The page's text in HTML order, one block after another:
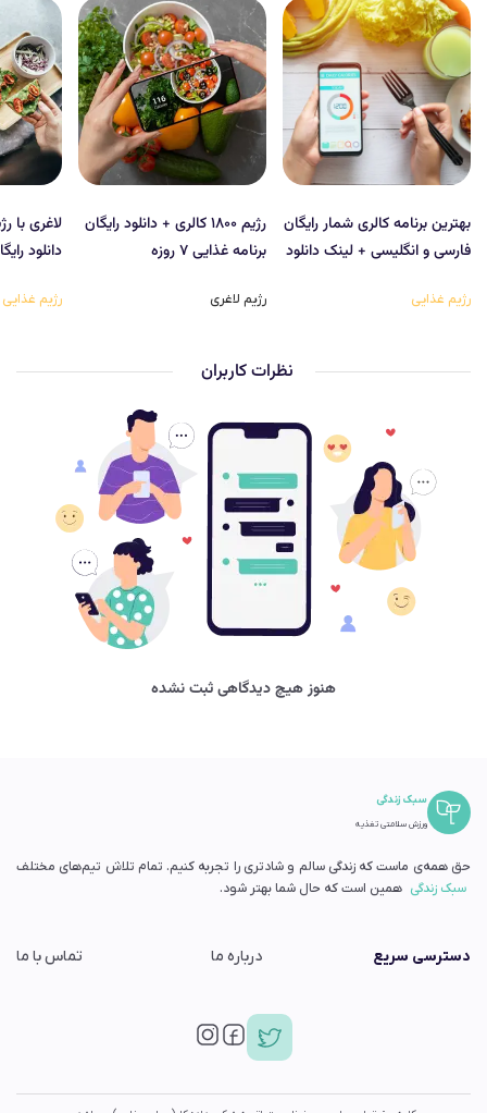
بهترین برنامه کالری شمار رایگان
فارسی و انگلیسی + لینک دانلود
رژیم غذایی
رژیم ۱۸۰۰ کالری + دانلود رایگان
برنامه غذایی ۷ روزه
رژیم لاغری
دانلود
رژیم غذایی
نظرات کاربران
هنوز هیچ دیدگاهی ثبت نشده
سبک زندگی
ورزش سلامتی تغذیه
حق همه‌ی ماست که زندگی سالم و شادتری را تجربه کنیم. تمام تلاش تیم‌های مختلف
سبک زندگی همین است که حال شما بهتر شود.
دسترسی سریع درباره ما تماس با ما